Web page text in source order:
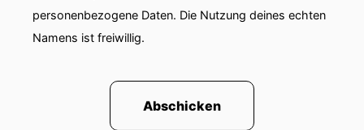
personenbezogene Daten. Die Nutzung deines echten
Namens ist freiwillig.
Abschicken